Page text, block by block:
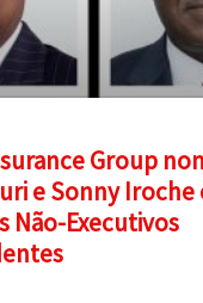
Group
e Sonny
Não-Executivos